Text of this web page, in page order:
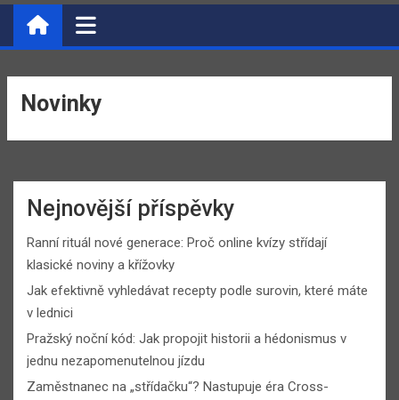
Novinky
Nejnovější příspěvky
Ranní rituál nové generace: Proč online kvízy střídají
klasické noviny a křížovky
Jak efektivně vyhledávat recepty podle surovin, které máte
v lednici
Pražský noční kód: Jak propojit historii a hédonismus v
jednu nezapomenutelnou jízdu
Zaměstnanec na „střídačku“? Nastupuje éra Cross-